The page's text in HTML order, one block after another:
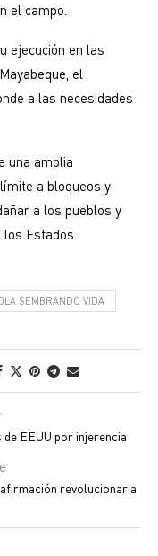
el campo.
ejecución en las
el
a las necesidades
una amplia
a bloqueos y
a los pueblos y
Estados.
SEMBRANDO VIDA
EEUU por injerencia
revolucionaria